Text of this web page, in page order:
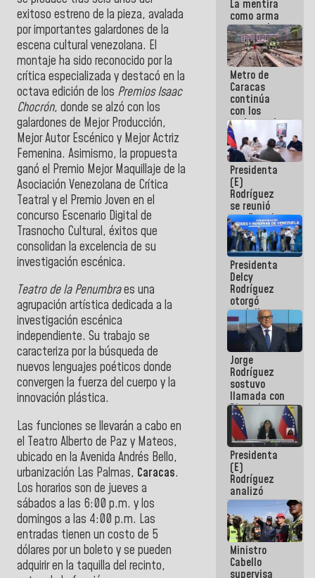
exitoso estreno de la pieza, avalada
por importantes galardones de la
escena cultural venezolana. El
montaje ha sido reconocido por la
crítica especializada y destacó en la
octava edición de los Premios Isaac
Chocrón, donde se alzó con los
galardones de Mejor Producción,
Mejor Autor Escénico y Mejor Actriz
Femenina. Asimismo, la propuesta
ganó el Premio Mejor Maquillaje de la
Asociación Venezolana de Crítica
Teatral y el Premio Joven en el
concurso Escenario Digital de
Trasnocho Cultural, éxitos que
consolidan la excelencia de su
investigación escénica.
Teatro de la Penumbraes una
agrupación artística dedicada a la
investigación escénica
independiente. Su trabajo se
caracteriza por la búsqueda de
nuevos lenguajes poéticos donde
convergen la fuerza del cuerpo y la
innovación plástica.
Las funciones se llevarán a cabo en
el Teatro Alberto de Paz y Mateos,
ubicado en la Avenida Andrés Bello,
urbanización Las Palmas, Caracas.
Los horarios son de jueves a
sábados a las 6:00 p.m. y los
domingos a las 4:00 p.m. Las
entradas tienen un costo de 5
dólares por un boleto y se pueden
adquirir en la taquilla del recinto,
La mentira
como arma
contra el
Pueblo
Metro de
Caracas
continúa
con los
trabajos de
mantenimiento
e inspección
en la Línea 2
Presidenta
(E)
Rodríguez
se reunió
con Estado
Mayor
Eléctrico
para
abordar
planes de
acción
Presidenta
Delcy
Rodríguez
otorgó
medalla
"Héroe de
Venezuela"
a servidores
públicos
Jorge
Rodríguez
sostuvo
llamada con
Dinorah
Figuera y
acuerdan
primer
encuentro
presencial
para el
diálogo
Presidenta
(E)
Rodríguez
analizó
junto a
gobernadores
planes de
recuperación
del Sistema
Eléctrico
Ministro
Cabello
supervisa